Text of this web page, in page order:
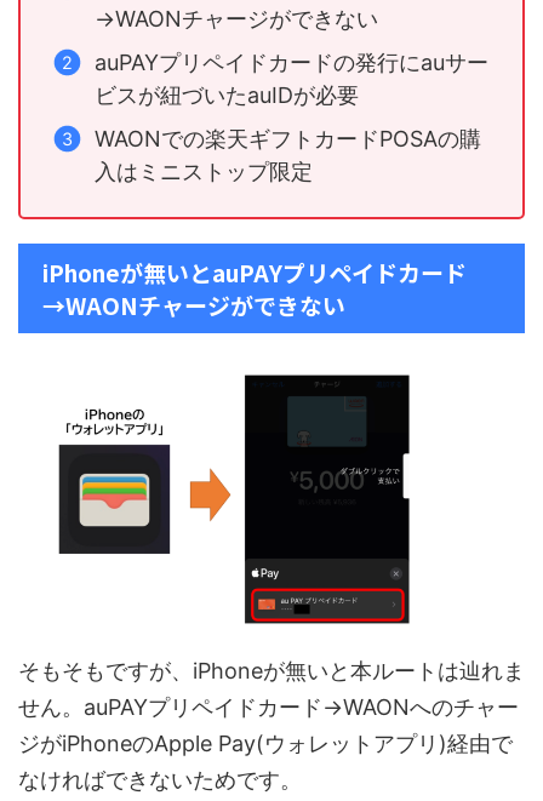
→WAONチャージができない
auPAYプリペイドカードの発行にauサー
ビスが紐づいたauIDが必要
WAONでの楽天ギフトカードPOSAの購
入はミニストップ限定
iPhoneが無いとauPAYプリペイドカード
→WAONチャージができない
そもそもですが、iPhoneが無いと本ルートは辿れま
せん。auPAYプリペイドカード→WAONへのチャー
ジがiPhoneのApple Pay(ウォレットアプリ)経由で
なければできないためです。